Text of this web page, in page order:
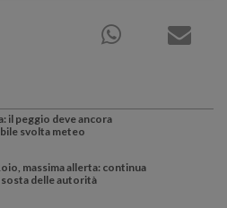
il peggio deve ancora
svolta meteo
massima allerta: continua
delle autorità